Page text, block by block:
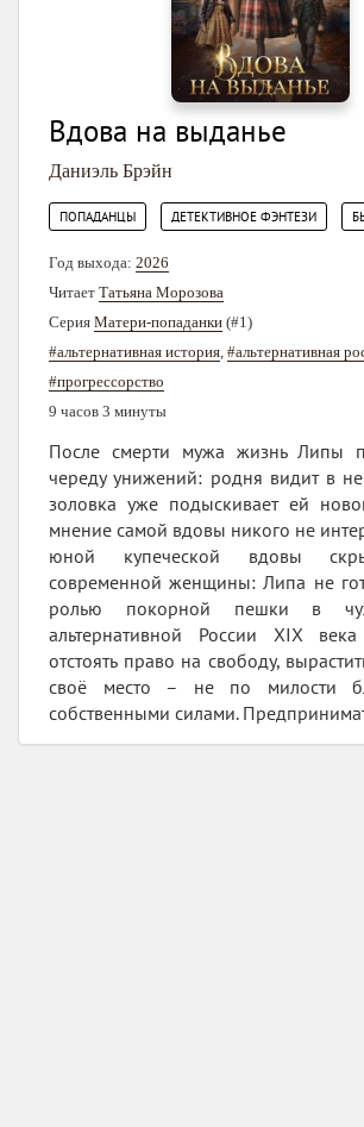
Вдова на выданье
Даниэль Брэйн
ПОПАДАНЦЫ ДЕТЕКТИВНОЕ ФЭНТЕЗИ
Год выхода: 2026
Читает Татьяна Морозова
Серия Матери-попаданки (#1)
#альтернативная история, #альтернативная
#прогрессорство
9 часов 3 минуты
После смерти мужа жизнь Липы
череду унижений: родня видит в
золовка уже подыскивает ей
мнение самой вдовы никого не
юной купеческой вдовы
современной женщины: Липа не
ролью покорной пешки в
альтернативной России XIX
отстоять право на свободу,
своё место – не по милости
собственными силами.